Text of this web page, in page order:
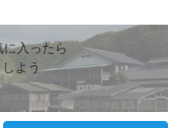
入ったら
よう